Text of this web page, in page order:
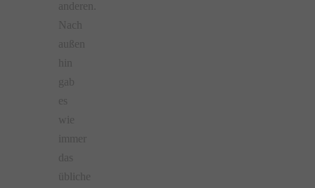
anderen.
Nach
außen
gab
es
wie
immer
das
übliche